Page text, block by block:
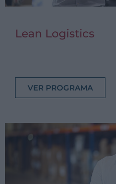
Lean Logistics
VER PROGRAMA